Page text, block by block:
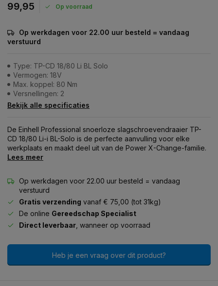
99,95 Op voorraad
Op werkdagen voor 22.00 uur besteld = vandaag
verstuurd
Type: TP-CD 18/80 Li BL Solo
Vermogen: 18V
Max. koppel: 80 Nm
Versnellingen: 2
Bekijk alle specificaties
De Einhell Professional snoerloze slagschroevendraaier TP-
CD 18/80 Li-i BL-Solo is de perfecte aanvulling voor elke
werkplaats en maakt deel uit van de Power X-Change-familie.
Lees meer
Op werkdagen voor 22.00 uur besteld = vandaag
verstuurd
Gratis verzending vanaf € 75,00 (tot 31kg)
De online Gereedschap Specialist
Direct leverbaar , wanneer op voorraad
Heb je een vraag over dit product?